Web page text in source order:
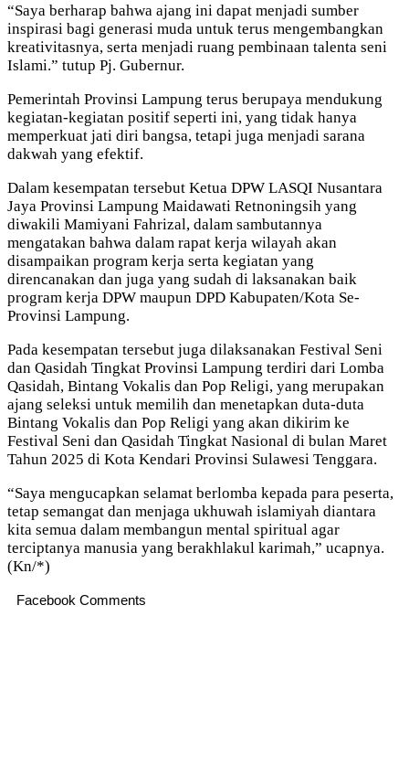
“Saya berharap bahwa ajang ini dapat menjadi sumber
inspirasi bagi generasi muda untuk terus mengembangkan
kreativitasnya, serta menjadi ruang pembinaan talenta seni
Islami.” tutup Pj. Gubernur.
Pemerintah Provinsi Lampung terus berupaya mendukung
kegiatan-kegiatan positif seperti ini, yang tidak hanya
memperkuat jati diri bangsa, tetapi juga menjadi sarana
dakwah yang efektif.
Dalam kesempatan tersebut Ketua DPW LASQI Nusantara
Jaya Provinsi Lampung Maidawati Retnoningsih yang
diwakili Mamiyani Fahrizal, dalam sambutannya
mengatakan bahwa dalam rapat kerja wilayah akan
disampaikan program kerja serta kegiatan yang
direncanakan dan juga yang sudah di laksanakan baik
program kerja DPW maupun DPD Kabupaten/Kota Se-
Provinsi Lampung.
Pada kesempatan tersebut juga dilaksanakan Festival Seni
dan Qasidah Tingkat Provinsi Lampung terdiri dari Lomba
Qasidah, Bintang Vokalis dan Pop Religi, yang merupakan
ajang seleksi untuk memilih dan menetapkan duta-duta
Bintang Vokalis dan Pop Religi yang akan dikirim ke
Festival Seni dan Qasidah Tingkat Nasional di bulan Maret
Tahun 2025 di Kota Kendari Provinsi Sulawesi Tenggara.
“Saya mengucapkan selamat berlomba kepada para peserta,
tetap semangat dan menjaga ukhuwah islamiyah diantara
kita semua dalam membangun mental spiritual agar
terciptanya manusia yang berakhlakul karimah,” ucapnya.
(Kn/*)
Facebook Comments